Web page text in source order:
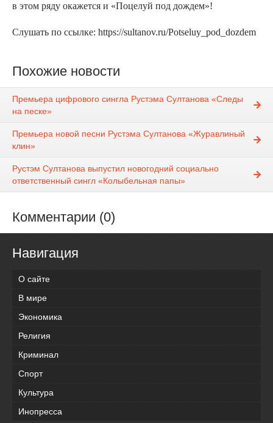
в этом ряду окажется и «Поцелуй под дождем»!
Слушать по ссылке: https://sultanov.ru/Potseluy_pod_dozdem
Похожие новости
Премьера цифрового сингла Рустэма Султанова «Следы
на песке»
Премьера новой песни Рустэма Султанова «Журавлиный
клин»
Рустэм Султанова выпустил новогодний социально
ответственный сингл «Колыбельная папы»
Комментарии (0)
Навигация
О сайте
В мире
Экономика
Религия
Криминал
Спорт
Культура
Инопресса